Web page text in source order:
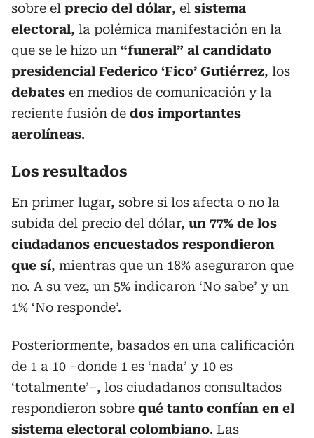
sobre el precio del dólar, el sistema
electoral, la polémica manifestación en la
que se le hizo un “funeral” al candidato
presidencial Federico ‘Fico’ Gutiérrez, los
debates en medios de comunicación y la
reciente fusión de dos importantes
aerolíneas.
Los resultados
En primer lugar, sobre si los afecta o no la
subida del precio del dólar, un 77% de los
ciudadanos encuestados respondieron
que sí, mientras que un 18% aseguraron que
no. A su vez, un 5% indicaron ‘No sabe’ y un
1% ‘No responde’.
Posteriormente, basados en una calificación
de 1 a 10 –donde 1 es ‘nada’ y 10 es
‘totalmente’–, los ciudadanos consultados
respondieron sobre qué tanto confían en el
sistema electoral colombiano. Las